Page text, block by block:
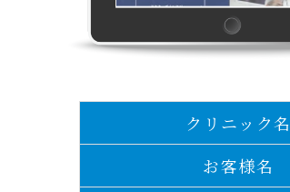
クリニック名
お客様名